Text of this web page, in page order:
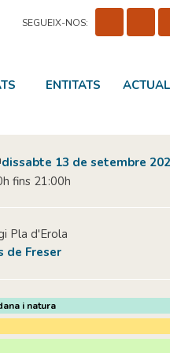
SEGUEIX-NOS:
ENTITATS
dissabte 13 de setembre
fins 21:00h
Pla d'Erola
de Freser
i natura